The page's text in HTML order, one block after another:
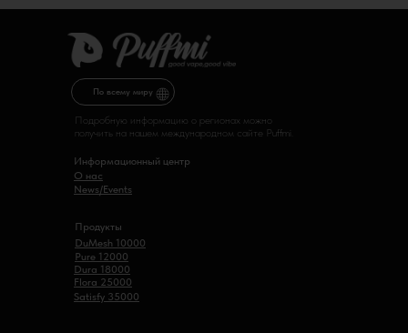
Продукты
Flora 25000
DuMesh 10000
Satisfy 35000
Pure 12000
Dura 18000
Информационный центр
О нас
News/Events
Подробную информацию о регионах можно
получить на нашем международном сайте Puffmi.
По всему миру